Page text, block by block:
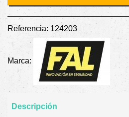
Referencia: 124203
Marca:
Descripción